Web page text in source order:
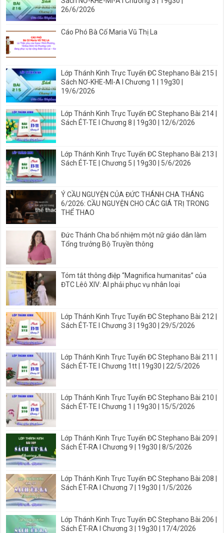
26/6/2026
Cáo Phó Bà Cố Maria Vũ Thị La
Lớp Thánh Kinh Trực Tuyến ĐC Stephano Bài 215 |
Sách NƠ-KHE-MI-A I Chương 1 | 19g30 |
19/6/2026
Lớp Thánh Kinh Trực Tuyến ĐC Stephano Bài 214 |
Sách ÉT-TE I Chương 8 | 19g30 | 12/6/2026
Lớp Thánh Kinh Trực Tuyến ĐC Stephano Bài 213 |
Sách ÉT-TE | Chương 5 | 19g30 | 5/6/2026
Ý CẦU NGUYỆN CỦA ĐỨC THÁNH CHA THÁNG
6/2026: CẦU NGUYỆN CHO CÁC GIÁ TRỊ TRONG
THỂ THAO
Đức Thánh Cha bổ nhiệm một nữ giáo dân làm
Tổng trưởng Bộ Truyền thông
Tóm tắt thông điệp “Magnifica humanitas” của
ĐTC Lêô XIV: AI phải phục vụ nhân loại
Lớp Thánh Kinh Trực Tuyến ĐC Stephano Bài 212 |
Sách ÉT-TE I Chương 3 | 19g30 | 29/5/2026
Lớp Thánh Kinh Trực Tuyến ĐC Stephano Bài 211 |
Sách ÉT-TE I Chương 1tt | 19g30 | 22/5/2026
Lớp Thánh Kinh Trực Tuyến ĐC Stephano Bài 210 |
Sách ÉT-TE I Chương 1 | 19g30 | 15/5/2026
Lớp Thánh Kinh Trực Tuyến ĐC Stephano Bài 209 |
Sách ÉT-RA I Chương 9 | 19g30 | 8/5/2026
Lớp Thánh Kinh Trực Tuyến ĐC Stephano Bài 208 |
Sách ÉT-RA I Chương 7 | 19g30 | 1/5/2026
Lớp Thánh Kinh Trực Tuyến ĐC Stephano Bài 206 |
Sách ÉT-RA I Chương 3 | 19g30 | 17/4/2026